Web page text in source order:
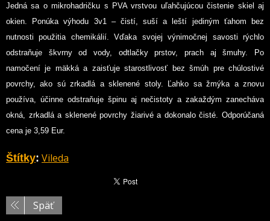
Jedná sa o mikrohadričku s PVA vrstvou uľahčujúcou čistenie skiel aj
okien. Ponúka výhodu 3v1 – čistí, suší a leští jediným ťahom bez
nutnosti použitia chemikálií. Vďaka svojej výnimočnej savosti rýchlo
odstraňuje škvrny od vody, odtlačky prstov, prach aj šmuhy. Po
namočení je mäkká a zaisťuje starostlivosť bez šmúh pre chúlostivé
povrchy, ako sú zrkadlá a sklenené stoly. Ľahko sa žmýka a znovu
používa, účinne odstraňuje špinu aj nečistoty a zakaždým zanecháva
okná, zrkadlá a sklenené povrchy žiarivé a dokonalo čisté. Odporúčaná
cena je 3,59 Eur.
Štítky: Vileda
Späť